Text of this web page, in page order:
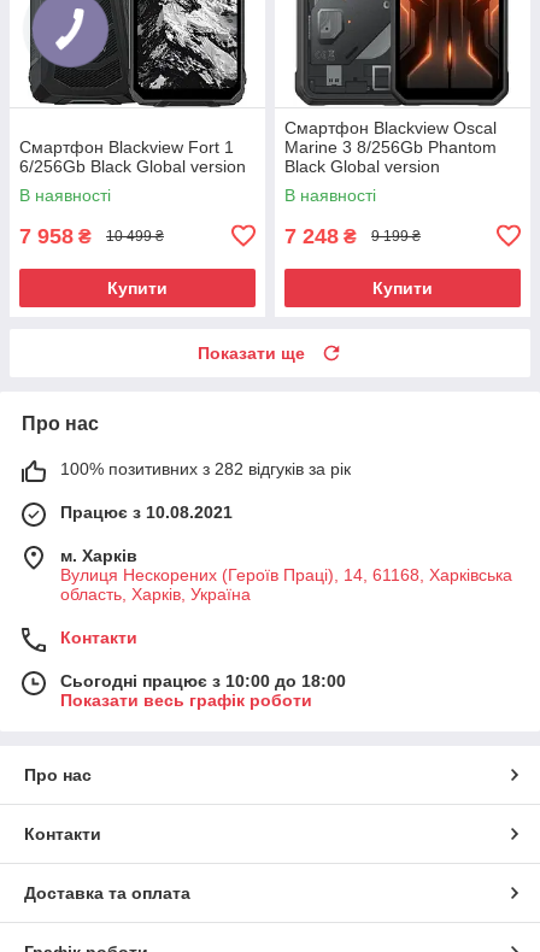
Смартфон Blackview Fort 1
6/256Gb Black Global version
В наявності
7 958 ₴ 10 499 ₴
Купити
Смартфон Blackview Oscal
Marine 3 8/256Gb Phantom
Black Global version
В наявності
7 248 ₴ 9 199 ₴
Купити
Показати ще
Про нас
100% позитивних з 282 відгуків за рік
Працює з 10.08.2021
м. Харків
Вулиця Нескорених (Героїв Праці), 14, 61168, Харківська
область, Харків, Україна
Контакти
Сьогодні працює з 10:00 до 18:00
Показати весь графік роботи
Про нас
Контакти
Доставка та оплата